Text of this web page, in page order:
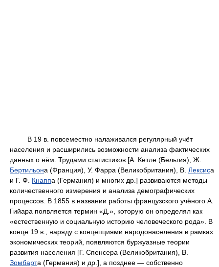
В 19 в. повсеместно налаживался регулярный учёт
населения и расширились возможности анализа фактических
данных о нём. Трудами статистиков [А. Кетле (Бельгия), Ж.
Бертильона (Франция), У. Фарра (Великобритания), В. Лексиса
и Г. Ф. Кнаппа (Германия) и многих др.] развиваются методы
количественного измерения и анализа демографических
процессов. В 1855 в названии работы французского учёного А.
Гийара появляется термин «Д.», которую он определял как
«естественную и социальную историю человеческого рода». В
конце 19 в., наряду с концепциями народонаселения в рамках
экономических теорий, появляются буржуазные теории
развития населения [Г. Спенсера (Великобритания), В.
Зомбарта (Германия) и др.], а позднее — собственно